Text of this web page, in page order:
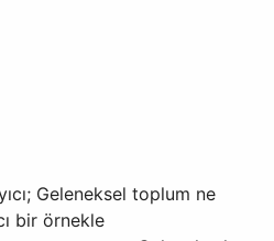
Geleneksel toplum ne
bir örnekle